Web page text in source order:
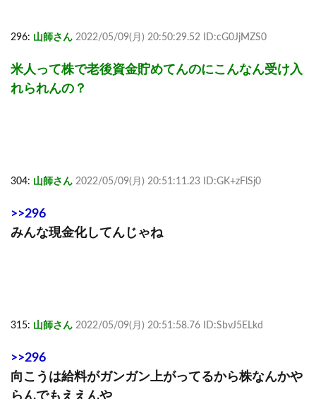
296: 山師さん 2022/05/09(月) 20:50:29.52 ID:cG0JjMZS0
米人って株で老後資金貯めてんのにこんなん受け入
れられんの？
304: 山師さん 2022/05/09(月) 20:51:11.23 ID:GK+zFlSj0
>>296
みんな現金化してんじゃね
315: 山師さん 2022/05/09(月) 20:51:58.76 ID:SbvJ5ELkd
>>296
向こうは給料がガンガン上がってるから株なんかや
らんでもええんや